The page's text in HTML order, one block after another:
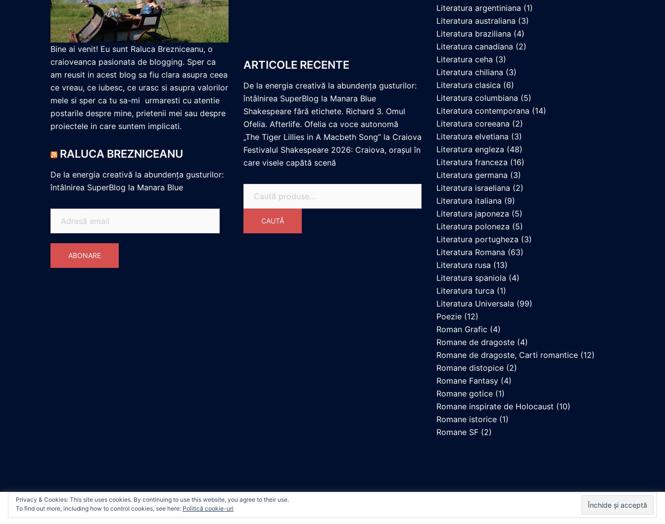
Bine ai venit! Eu sunt Raluca Brezniceanu, o
craioveanca pasionata de blogging. Sper ca
am reusit in acest blog sa fiu clara asupra ceea
ce vreau, ce iubesc, ce urasc si asupra valorilor
mele si sper ca tu sa-mi urmaresti cu atentie
postarile despre mine, prietenii mei sau despre
proiectele in care suntem implicati.
RALUCA BREZNICEANU
De la energia creativă la abundența gusturilor:
întâlnirea SuperBlog la Manara Blue
ABONARE
ARTICOLE RECENTE
De la energia creativă la abundența gusturilor:
întâlnirea SuperBlog la Manara Blue
Shakespeare fără etichete. Richard 3. Omul
Ofelia. Afterlife. Ofelia ca voce autonomă
„The Tiger Lillies in A Macbeth Song” la Craiova
Festivalul Shakespeare 2026: Craiova, orașul în
care visele capătă scenă
după:
CAUTĂ
Literatura argentiniana (1)
Literatura australiana (3)
Literatura braziliana (4)
Literatura canadiana (2)
Literatura ceha (3)
Literatura chiliana (3)
Literatura clasica (6)
Literatura columbiana (5)
Literatura contemporana (14)
Literatura coreeana (2)
Literatura elvetiana (3)
Literatura engleza (48)
Literatura franceza (16)
Literatura germana (3)
Literatura israeliana (2)
Literatura italiana (9)
Literatura japoneza (5)
Literatura poloneza (5)
Literatura portugheza (3)
Literatura Romana (63)
Literatura rusa (13)
Literatura spaniola (4)
Literatura turca (1)
Literatura Universala (99)
Poezie (12)
Roman Grafic (4)
Romane de dragoste (4)
Romane de dragoste, Carti romantice (12)
Romane distopice (2)
Romane Fantasy (4)
Romane gotice (1)
Romane inspirate de Holocaust (10)
Romane istorice (1)
Romane SF (2)
© 2026 Raluca Brezniceanu. Proudly powered by
We use cookies on our website to give you the most relevant experience by remembering your preferences and repeat visits. By
clicking “Accept”, you consent to the use of ALL the cookies.
Cookie settings ACCEPT
Privacy & Cookies: This site uses cookies. By continuing to use this website, you agree to their use.
To find out more, including how to control cookies, see here: Politică cookie-uri